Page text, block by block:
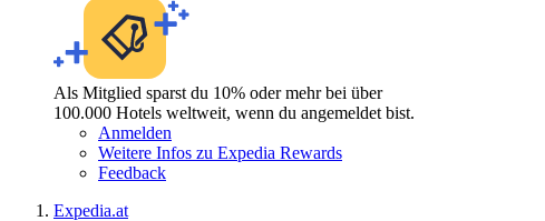
Als Mitglied sparst du 10% oder mehr bei über
100.000 Hotels weltweit, wenn du angemeldet bist.
Anmelden
Weitere Infos zu Expedia Rewards
Feedback
Expedia.at